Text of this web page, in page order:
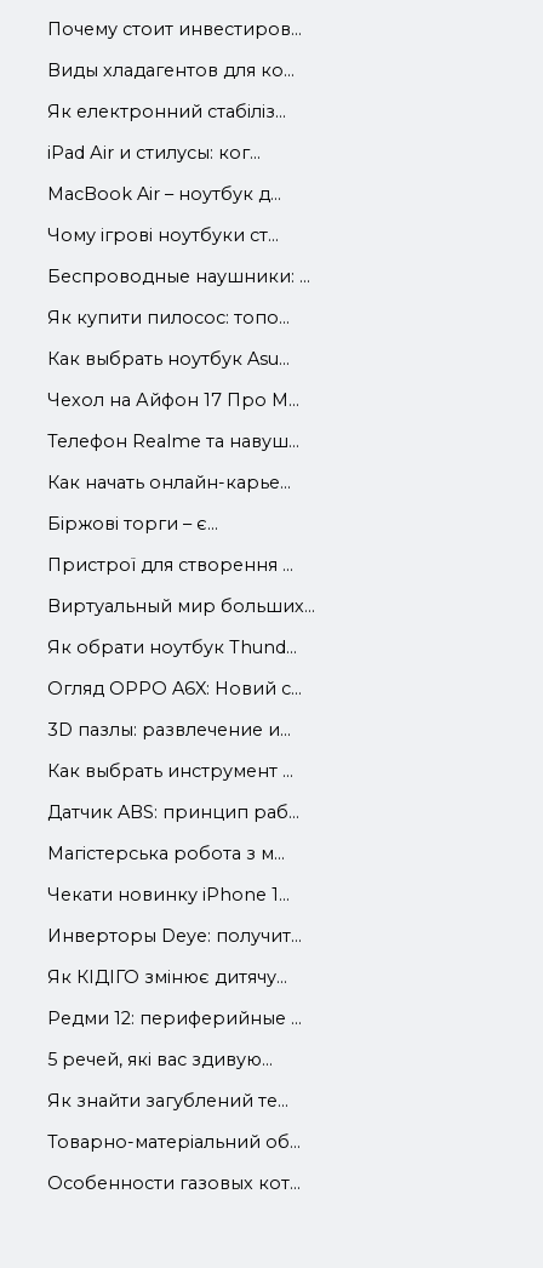
Почему стоит инвестиров...
Виды хладагентов для ко...
Як електронний стабіліз...
iРad Аir и стилусы: ког...
MacBook Air – ноутбук д...
Чому ігрові ноутбуки ст...
Беспроводные наушники: ...
Як купити пилосос: топо...
Как выбрать ноутбук Asu...
Чехол на Айфон 17 Про М...
Телефон Realme та навуш...
Как начать онлайн-карье...
Біржові торги – є...
Пристрої для створення ...
Виртуальный мир больших...
Як обрати ноутбук Thund...
Огляд OPPO A6X: Новий с...
3D пазлы: развлечение и...
Как выбрать инструмент ...
Датчик ABS: принцип раб...
Магістерська робота з м...
Чекати новинку iPhone 1...
Инверторы Deye: получит...
Як КІДІГО змінює дитячу...
Редми 12: периферийные ...
5 речей, які вас здивую...
Як знайти загублений те...
Товарно-матеріальний об...
Особенности газовых кот...